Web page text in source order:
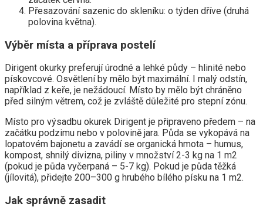
Přesazování sazenic do skleníku: o týden dříve (druhá
polovina května).
Výběr místa a příprava postelí
Dirigent okurky preferují úrodné a lehké půdy – hlinité nebo
pískovcové. Osvětlení by mělo být maximální. I malý odstín,
například z keře, je nežádoucí. Místo by mělo být chráněno
před silným větrem, což je zvláště důležité pro stepní zónu.
Místo pro výsadbu okurek Dirigent je připraveno předem – na
začátku podzimu nebo v polovině jara. Půda se vykopává na
lopatovém bajonetu a zavádí se organická hmota – humus,
kompost, shnilý divizna, piliny v množství 2-3 kg na 1 m2
(pokud je půda vyčerpaná – 5-7 kg). Pokud je půda těžká
(jílovitá), přidejte 200–300 g hrubého bílého písku na 1 m2.
Jak správně zasadit